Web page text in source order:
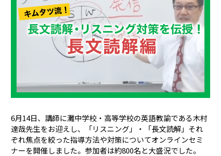
6月14日、講師に灘中学校・高等学校の英語教諭である木村
達哉先生をお迎えし、「リスニング」・「長文読解」それ
ぞれ焦点を絞った指導方法や対策についてオンラインセミ
ナーを開催しました。参加者は約800名と大盛況でした。